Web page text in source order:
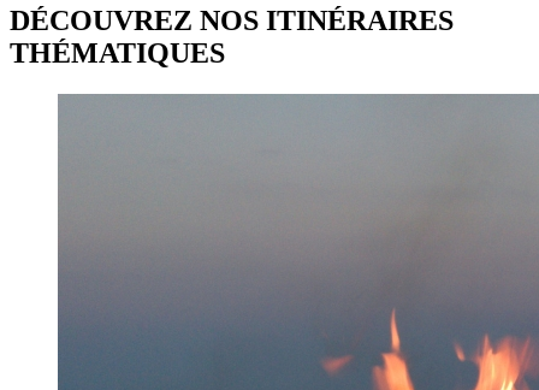
DÉCOUVREZ NOS ITINÉRAIRES
THÉMATIQUES